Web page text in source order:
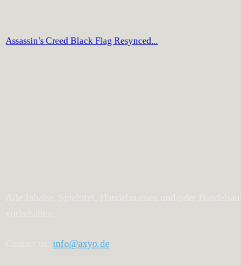
Assassin’s Creed Black Flag Resynced...
info@axyo.de